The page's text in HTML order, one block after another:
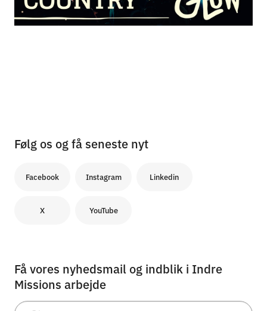
Følg os og få seneste nyt
Facebook Instagram Linkedin
X YouTube
Få vores nyhedsmail og indblik i Indre
Missions arbejde